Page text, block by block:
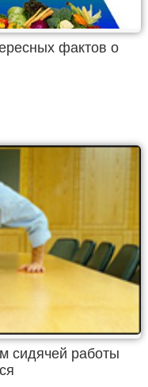
фактов о
сидячей работы